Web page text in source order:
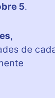
5.
,
de